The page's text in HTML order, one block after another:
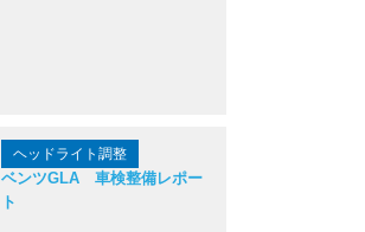
ヘッドライト調整
ベンツGLA 車検整備レポー
ト